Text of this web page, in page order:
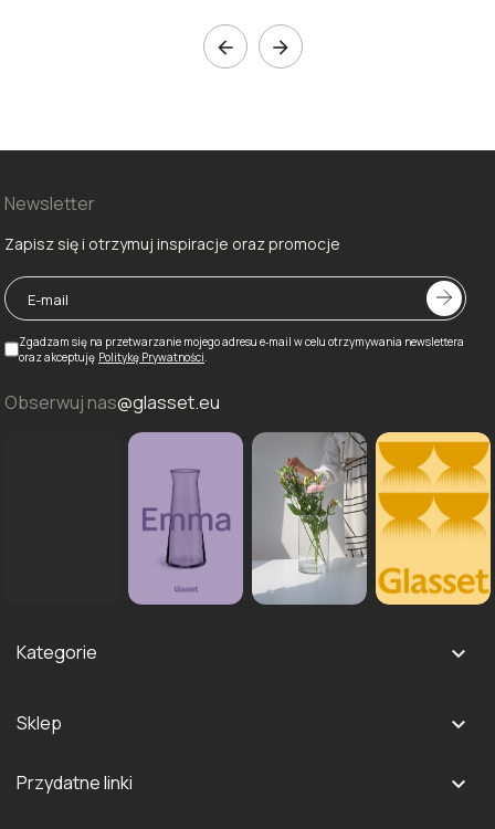
 
Newsletter
Zapisz się i otrzymuj inspiracje oraz promocje
Zgadzam się na przetwarzanie mojego adresu e‑mail w celu otrzymywania newslettera
oraz akceptuję Politykę Prywatności
Obserwuj nas@glasset.eu
Kategorie 
Dzbanki i karafki
Naczynia do serwowania
Sklep 
Logowanie
Przydatne linki 